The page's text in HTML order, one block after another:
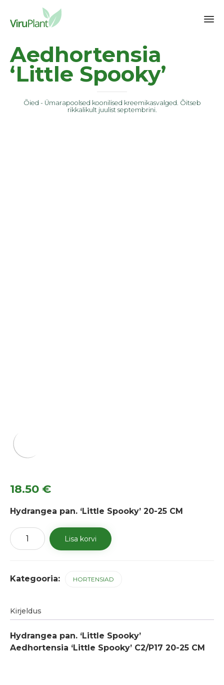
Aedhortensia
‘Little Spooky’
Õied - Ümarapoolsed koonilised kreemikasvalged. Õitseb
rikkalikult juulist septembrini.
18.50 €
Hydrangea pan. ‘Little Spooky’ 20-25 CM
Aedhortensia
'Little
Spooky'
Lisa korvi
Kategooria: HORTENSIAD
Kirjeldus
Hydrangea pan. ‘Little Spooky’
Aedhortensia ‘Little Spooky’ C2/P17 20-25 CM